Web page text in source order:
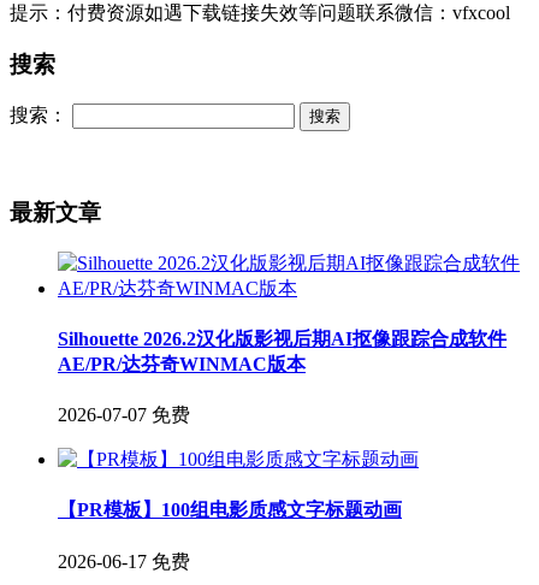
提示：付费资源如遇下载链接失效等问题联系微信：vfxcool
搜索
搜索：
最新文章
Silhouette 2026.2汉化版影视后期AI抠像跟踪合成软件
AE/PR/达芬奇WINMAC版本
2026-07-07 免费
【PR模板】100组电影质感文字标题动画
2026-06-17 免费